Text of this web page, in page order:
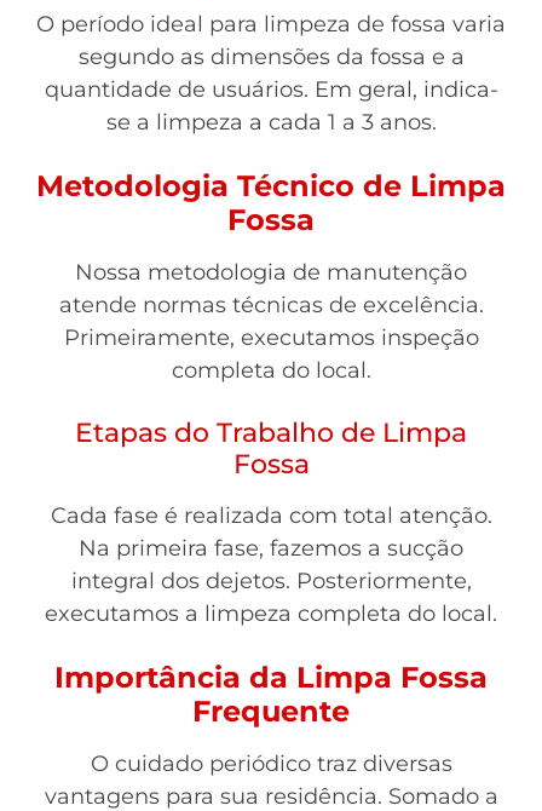
O período ideal para limpeza de fossa varia
segundo as dimensões da fossa e a
quantidade de usuários. Em geral, indica-
se a limpeza a cada 1 a 3 anos.
Metodologia Técnico de Limpa
Fossa
Nossa metodologia de manutenção
atende normas técnicas de excelência.
Primeiramente, executamos inspeção
completa do local.
Etapas do Trabalho de Limpa
Fossa
Cada fase é realizada com total atenção.
Na primeira fase, fazemos a sucção
integral dos dejetos. Posteriormente,
executamos a limpeza completa do local.
Importância da Limpa Fossa
Frequente
O cuidado periódico traz diversas
vantagens para sua residência. Somado a